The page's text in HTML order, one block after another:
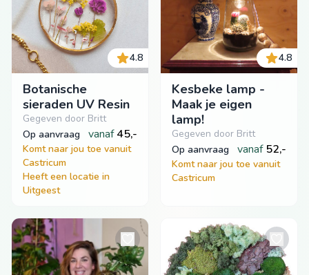
4.8
Botanische
sieraden UV Resin
Gegeven door Britt
op aanvraag
vanaf 45,-
Komt naar jou toe vanuit
Castricum
Heeft een locatie in
Uitgeest
4.8
Kesbeke lamp -
Maak je eigen
lamp!
Gegeven door Britt
op aanvraag
vanaf 52,-
Komt naar jou toe vanuit
Castricum